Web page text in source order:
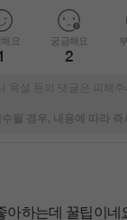
요 궁금해요
2
욕설 등의 댓글은 피해주
수될 경우, 내용에 따라
아하는데 꿀팁이네